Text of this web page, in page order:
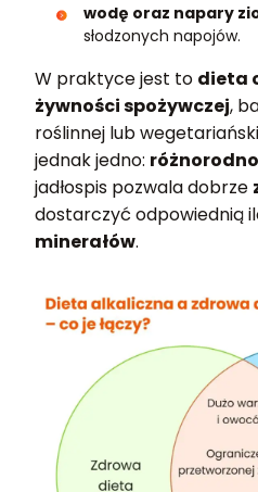
wodę oraz napary
słodzonych napojów.
W praktyce jest to dieta
żywności spożywczej,
roślinnej lub
jednak jedno:
jadłospis pozwala dobrze
dostarczyć odpowiednią
minerałów.